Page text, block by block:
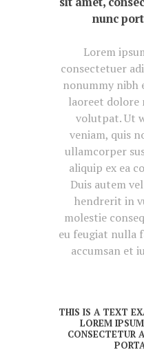
nunc
Lorem
consectetuer
nonummy nibh
laoreet dolore
volutpat. Ut
veniam, quis
ullamcorper
aliquip ex ea
Duis autem
hendrerit in
molestie
eu feugiat nulla
accumsan et
THIS IS A TEXT
LOREM
CONSECTETUR